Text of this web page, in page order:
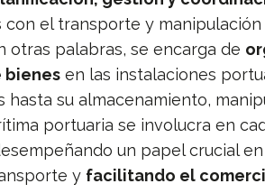
con el transporte y
otras palabras, se encarga de
bienes en las instalaciones
hasta su almacenamiento,
portuaria se involucra en
un papel crucial
y facilitando el